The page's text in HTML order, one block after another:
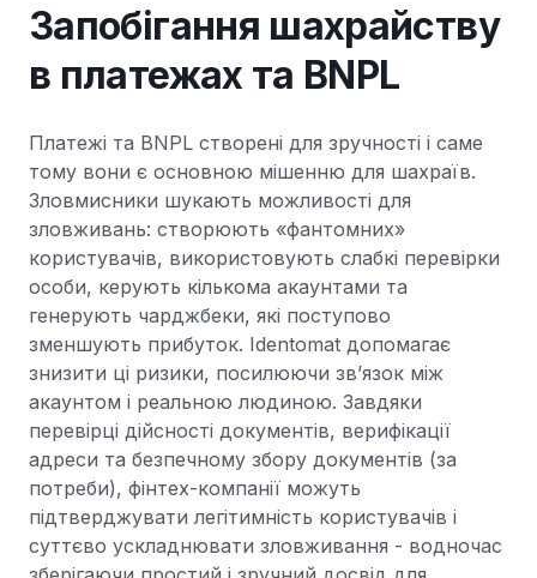
Запобігання шахрайству
в платежах та BNPL
Платежі та BNPL створені для зручності і саме
тому вони є основною мішенню для шахраїв.
Зловмисники шукають можливості для
зловживань: створюють «фантомних»
користувачів, використовують слабкі перевірки
особи, керують кількома акаунтами та
генерують чарджбеки, які поступово
зменшують прибуток. Identomat допомагає
знизити ці ризики, посилюючи зв’язок між
акаунтом і реальною людиною. Завдяки
перевірці дійсності документів, верифікації
адреси та безпечному збору документів (за
потреби), фінтех-компанії можуть
підтверджувати легітимність користувачів і
суттєво ускладнювати зловживання - водночас